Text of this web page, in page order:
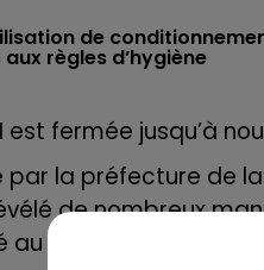
de
règles d’hygiène
est fermée jusqu’à
la préfecture de
de nombreux
17 place Jean Moulin